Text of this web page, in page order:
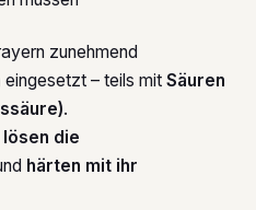
zunehmend
eingesetzt – teils mit Säuren
.
lösen die
härten mit ihr